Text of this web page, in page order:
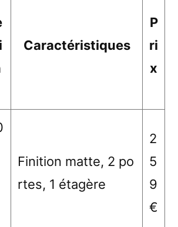
Caractéristiques
P
ri
x
Finition matte, 2 po
rtes, 1 étagère
2
5
9
€